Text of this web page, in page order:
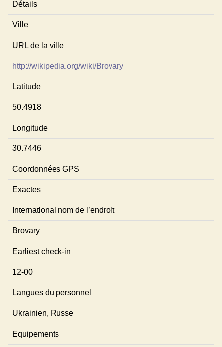
Détails
Ville
URL de la ville
http://wikipedia.org/wiki/Brovary
Latitude
50.4918
Longitude
30.7446
Coordonnées GPS
Exactes
International nom de l’endroit
Brovary
Earliest check-in
12-00
Langues du personnel
Ukrainien, Russe
Equipements